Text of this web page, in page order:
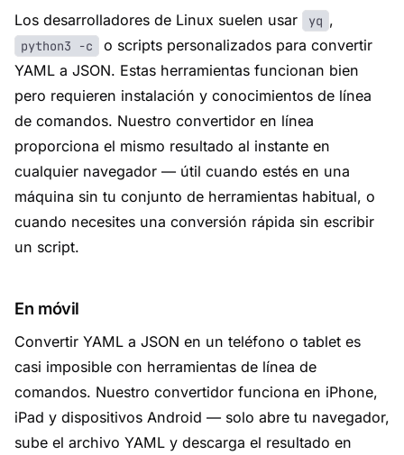
Los desarrolladores de Linux suelen usar yq ,
python3 -c
o scripts personalizados para convertir
YAML a JSON. Estas herramientas funcionan bien
pero requieren instalación y conocimientos de línea
de comandos. Nuestro convertidor en línea
proporciona el mismo resultado al instante en
cualquier navegador — útil cuando estés en una
máquina sin tu conjunto de herramientas habitual, o
cuando necesites una conversión rápida sin escribir
un script.
En móvil
Convertir YAML a JSON en un teléfono o tablet es
casi imposible con herramientas de línea de
comandos. Nuestro convertidor funciona en iPhone,
iPad y dispositivos Android — solo abre tu navegador,
sube el archivo YAML y descarga el resultado en